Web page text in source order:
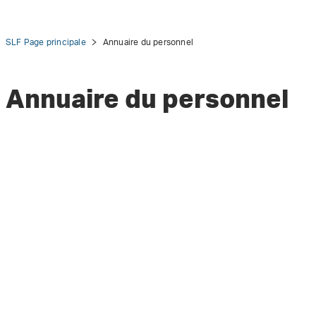
SLF Page principale Annuaire du personnel
Annuaire du personnel